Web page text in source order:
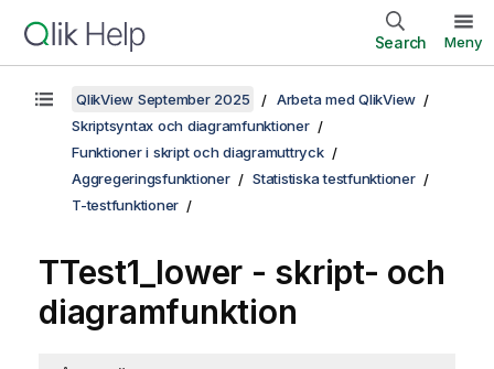
Search Meny
QlikView September 2025
Arbeta med QlikView
Skriptsyntax och diagramfunktioner
Funktioner i skript och diagramuttryck
Aggregeringsfunktioner
Statistiska testfunktioner
T-testfunktioner
TTest1_lower - skript- och
diagramfunktion